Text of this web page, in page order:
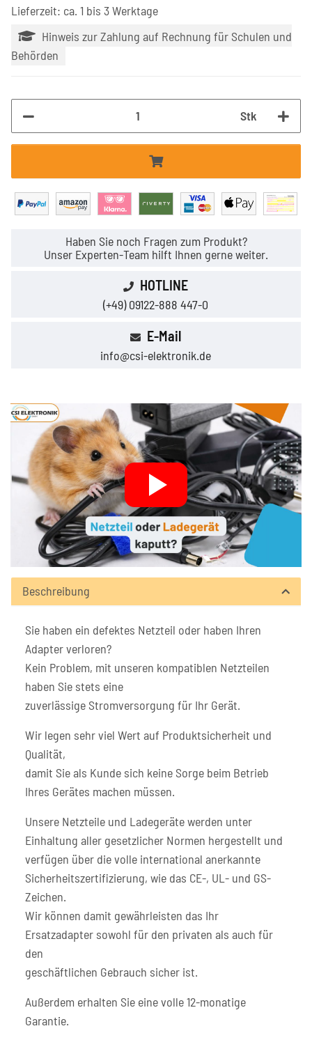
Lieferzeit: ca. 1 bis 3 Werktage
Hinweis zur Zahlung auf Rechnung für Schulen und
Behörden
Stk
Haben Sie noch Fragen zum Produkt?
Unser Experten-Team hilft Ihnen gerne weiter.
HOTLINE
(+49) 09122-888 447-0
E-Mail
info@csi-elektronik.de
Beschreibung
Sie haben ein defektes Netzteil oder haben Ihren
Adapter verloren?
Kein Problem, mit unseren kompatiblen Netzteilen
haben Sie stets eine
zuverlässige Stromversorgung für Ihr Gerät.
Wir legen sehr viel Wert auf Produktsicherheit und
Qualität,
damit Sie als Kunde sich keine Sorge beim Betrieb
Ihres Gerätes machen müssen.
Unsere Netzteile und Ladegeräte werden unter
Einhaltung aller gesetzlicher Normen hergestellt und
verfügen über die volle international anerkannte
Sicherheitszertifizierung, wie das CE-, UL- und GS-
Zeichen.
Wir können damit gewährleisten das Ihr
Ersatzadapter sowohl für den privaten als auch für
den
geschäftlichen Gebrauch sicher ist.
Außerdem erhalten Sie eine volle 12-monatige
Garantie.